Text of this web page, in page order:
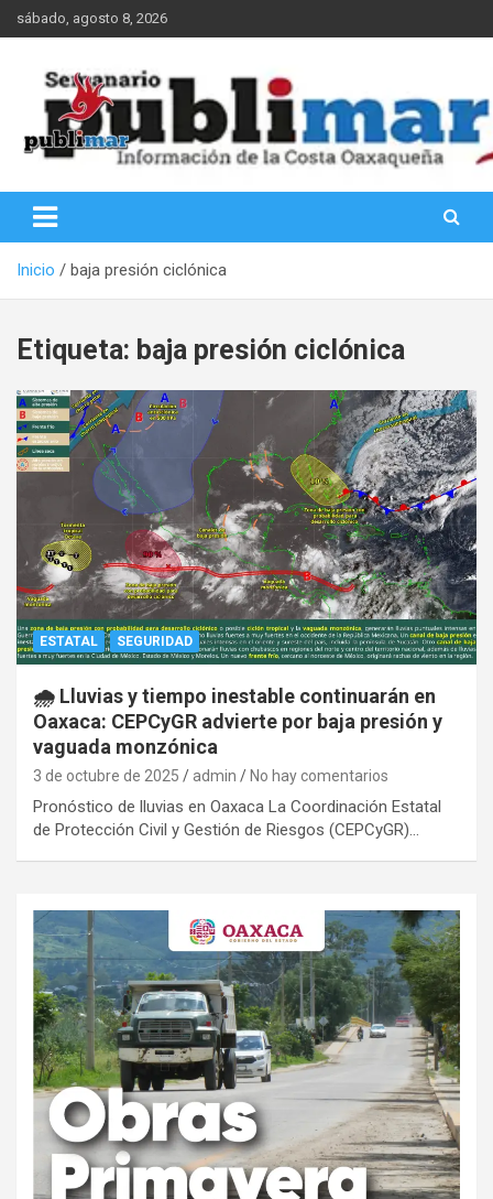
Saltar
al
sábado, agosto 8, 2026
PubliMar
Inicio baja presión ciclónica
Etiqueta: baja presión ciclónica
ESTATAL SEGURIDAD
🌧️ Lluvias y tiempo inestable continuarán en
Oaxaca: CEPCyGR advierte por baja presión y
vaguada monzónica
3 de octubre de 2025 admin No hay comentarios
Pronóstico de lluvias en Oaxaca La Coordinación Estatal
de Protección Civil y Gestión de Riesgos (CEPCyGR)…